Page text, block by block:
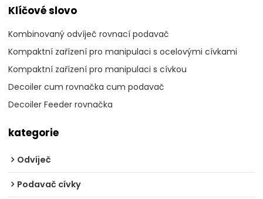
Klíčové slovo
Kombinovaný odvíječ rovnací podavač
Kompaktní zařízení pro manipulaci s ocelovými cívkami
Kompaktní zařízení pro manipulaci s cívkou
Decoiler cum rovnačka cum podavač
Decoiler Feeder rovnačka
kategorie
Odvíječ
Podavač cívky